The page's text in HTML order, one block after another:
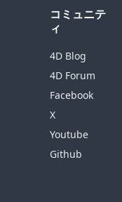
コミュニテ
ィ
4D Blog
4D Forum
Facebook
X
Youtube
Github